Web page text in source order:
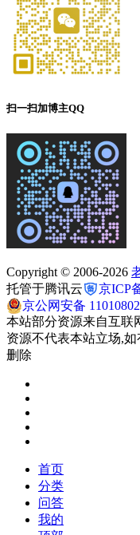
扫一扫加博主QQ
Copyright © 2006-2026
托管于腾讯云
京ICP
京公网安备
本站部分资源来自互联
资源不代表本站立场,
删除
首页
分类
问答
我的